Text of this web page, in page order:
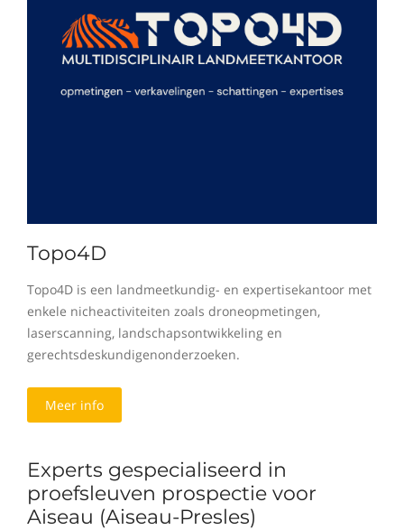
Topo4D
Topo4D is een landmeetkundig- en expertisekantoor met
enkele nicheactiviteiten zoals droneopmetingen,
laserscanning, landschapsontwikkeling en
gerechtsdeskundigenonderzoeken.
Meer info
Experts gespecialiseerd in
proefsleuven prospectie voor
Aiseau (Aiseau-Presles)